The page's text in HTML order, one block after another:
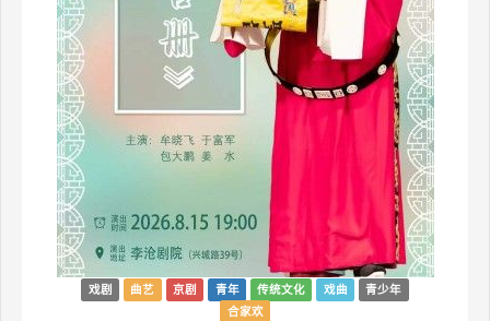
戏剧 曲艺 京剧 青年 传统文化 戏曲
青少年
合家欢